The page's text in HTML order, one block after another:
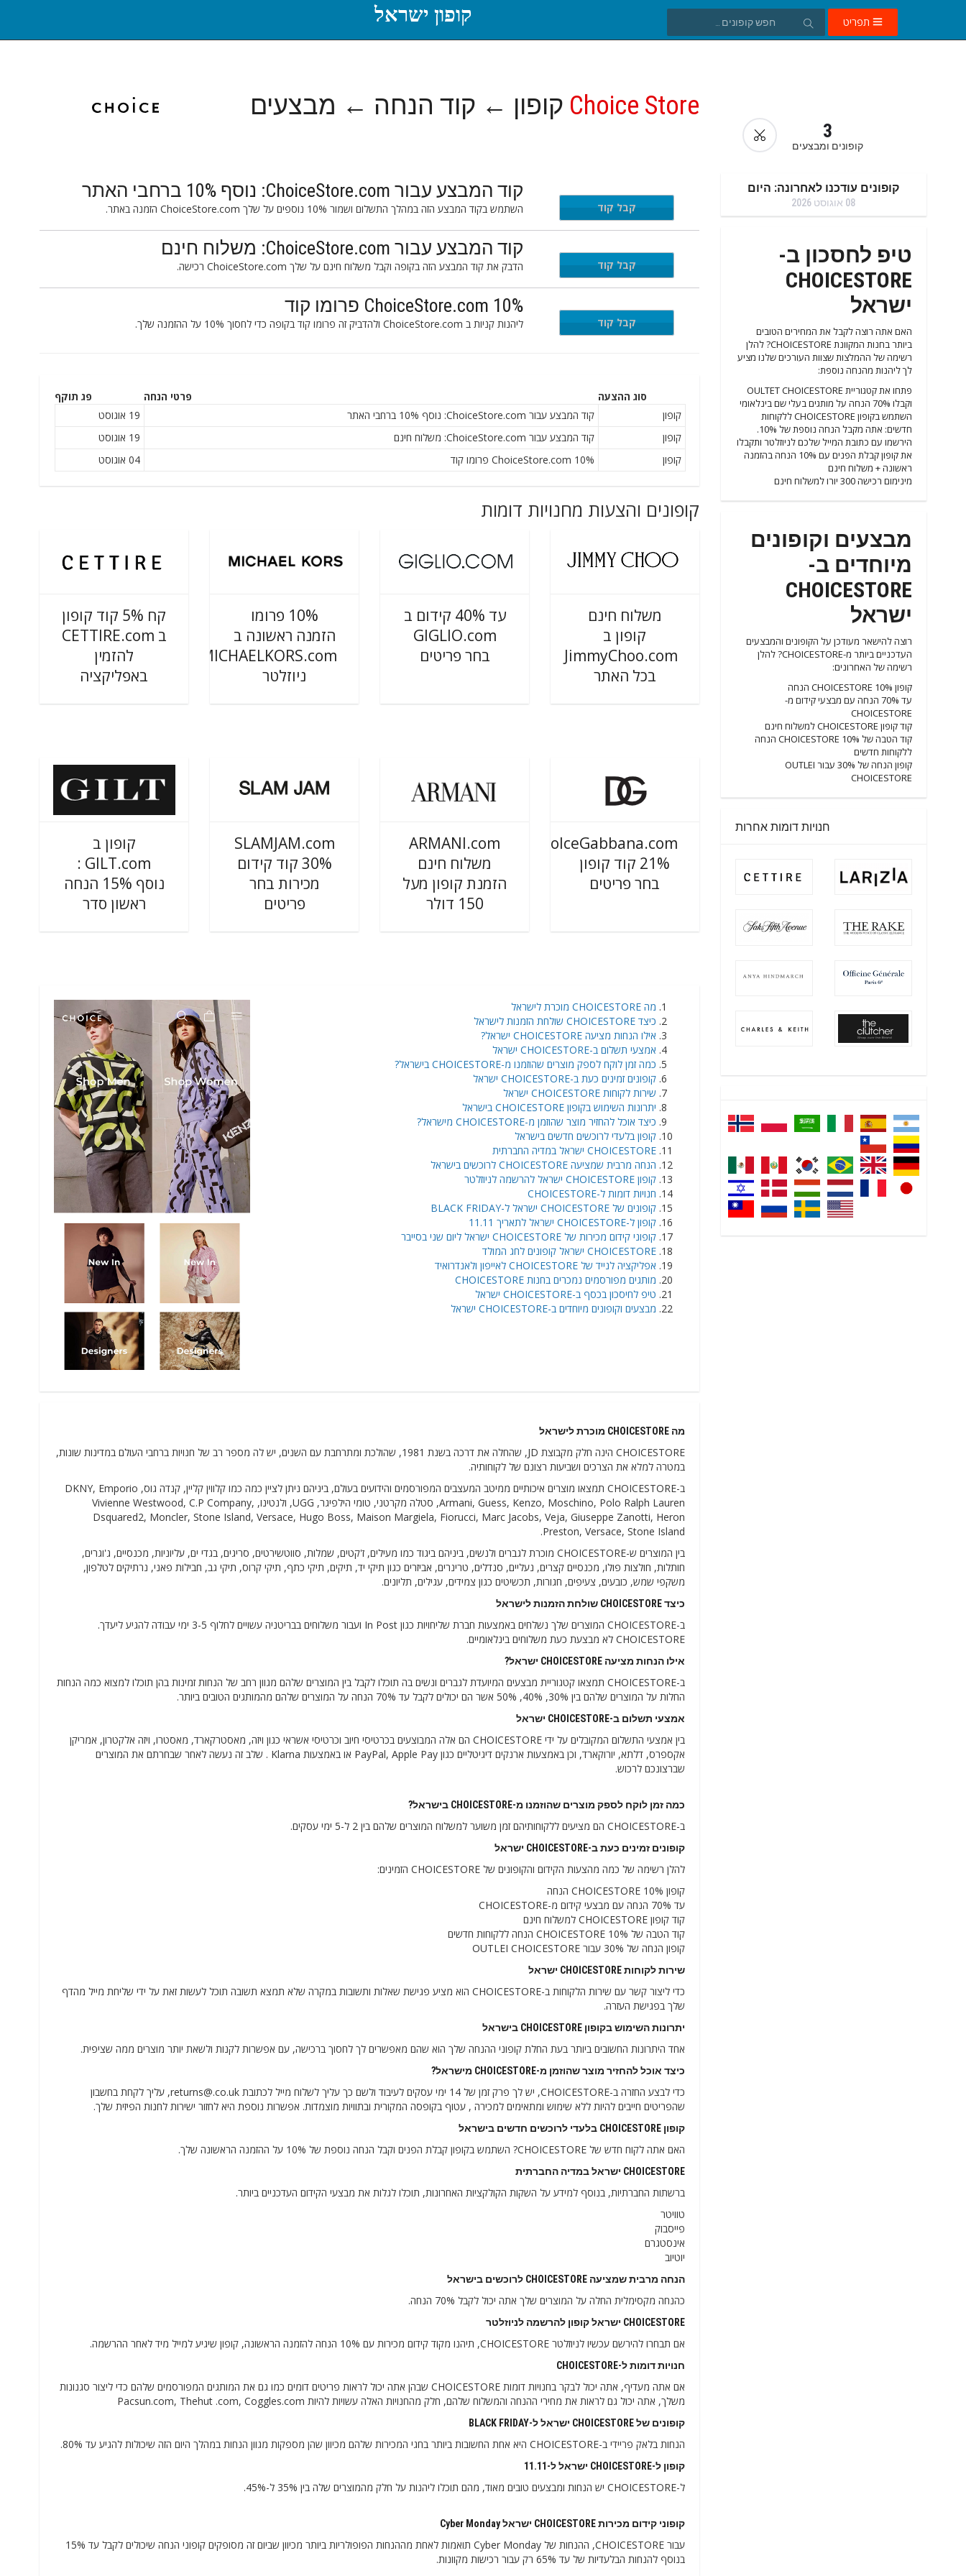
קופון ישראל תפריט
Choice Store קופון ← קוד הנחה ← מבצעים
3
קופונים ומבצעים
קוד המבצע עבור ChoiceStore.com: נוסף 10% ברחבי האתר
השתמש בקוד המבצע הזה במהלך התשלום ושמור 10% נוספים על שלך ChoiceStore.com הזמנה באתר. NEW10קבל קוד
קוד המבצע עבור ChoiceStore.com: משלוח חינם
הדבק את קוד המבצע הזה בקופה וקבל משלוח חינם על שלך ChoiceStore.com רכישה. 7DAYSקבל קוד
ChoiceStore.com 10% פרומו קוד
ליהנות קניות ב ChoiceStore.com ולהדביק זה פרומו קוד בקופה כדי לחסוך 10% על ההזמנה שלך. EXTRA10קבל קוד
סוג ההצעה פרטי הנחה
פג תוקף
קופון
קוד המבצע עבור ChoiceStore.com: נוסף 10% ברחבי האתר
19 אוגוסט
קופון
קוד המבצע עבור ChoiceStore.com: משלוח חינם
19 אוגוסט
קופון
ChoiceStore.com 10% פרומו קוד 04 אוגוסט
קופונים והצעות מחנויות דומות
משלוח חינם
קופון ב
JimmyChoo.com
בכל האתר
עד 40% קידום ב
GIGLIO.com
בחר פריטים
10% פרומו
הזמנה ראשונה ב
MICHAELKORS.com
ניוזלטר
קח 5% קוד קופון
ב CETTIRE.com
להזמין
באפליקציה
DolceGabbana.com
21% קוד קופון
בחר פריטים
ARMANI.com
משלוח חינם
הזמנת קופון מעל
150 דולר
SLAMJAM.com
30% קוד קידום
מכירות בחר
פריטים
קופון ב
GILT.com :
נוסף 15% הנחה
ראשון סדר
מה CHOICESTORE מוכרת לישראל
כיצד CHOICESTORE שולחת הזמנות לישראל
אילו הנחות מציעה CHOICESTORE ישראל?
אמצעי תשלום ב-CHOICESTORE ישראל
כמה זמן לוקח לספק מוצרים שהוזמנו מ-CHOICESTORE בישראל?
קופונים זמינים כעת ב-CHOICESTORE ישראל
שירות לקוחות CHOICESTORE ישראל
יתרונות השימוש בקופון CHOICESTORE בישראל
כיצד אוכל להחזיר מוצר שהוזמן מ-CHOICESTORE מישראל?
קופון בלעדי לרוכשים חדשים בישראל
CHOICESTORE ישראל במדיה החברתית
הנחה מרבית שמציעה CHOICESTORE לרוכשים בישראל
קופון CHOICESTORE ישראל להרשמה לניוזלטר
חנויות דומות ל-CHOICESTORE
קופונים של CHOICESTORE ישראל ל-BLACK FRIDAY
קופון ל-CHOICESTORE ישראל לתאריך 11.11
קופוני קידום מכירות של CHOICESTORE ישראל ליום שני בסייבר
CHOICESTORE ישראל קופונים לחג המולד
אפליקציה לנייד של CHOICESTORE לאייפון ולאנדרואיד
מותגים מפורסמים נמכרים בחנות CHOICESTORE
טיפ לחיסכון בכסף ב-CHOICESTORE ישראל
מבצעים וקופונים מיוחדים ב-CHOICESTORE ישראל
מה CHOICESTORE מוכרת לישראל
CHOICESTORE הינה חלק מקבוצת JD, שהחלה את דרכה בשנת 1981, שהולכת ומתרחבת עם השנים, יש לה מספר רב של חנויות ברחבי העולם במדינות שונות,
במטרה למלא את הצרכים ושביעות רצונם של לקוחותיה.
ב-CHOICESTORE תמצאו מוצרים איכותיים ממיטב המעצבים המפורסמים והידועים בעולם, ביניהם ניתן לציין כמה כמו קלווין קליין, קנדה גוס, DKNY, Emporio
Armani, Guess, Kenzo, Moschino, Polo Ralph Lauren, סטלה מקרטני, טומי הילפיגר, UGG, ולנטינו, Vivienne Westwood, C.P Company,
Dsquared2, Moncler, Stone Island, Versace, Hugo Boss, Maison Margiela, Fiorucci, Marc Jacobs, Veja, Giuseppe Zanotti, Heron
Preston, Versace, Stone Island.
בין המוצרים ש-CHOICESTORE מוכרת לגברים ולנשים, ביניהם ביגוד כמו מעילים, ז'קטים, שמלות, סווטשירטים, סריגים, בגדי ים, עליוניות, מכנסיים, ג'וגרים,
חותלות, חולצות פולו, מכנסיים קצרים, נעליים, סנדלים, טרינרים, אביזרים כגון תיקי יד, תיקים, תיקי כתף, תיקי קרוס, תיקי גב, חבילות פאני, נרתיקים לטלפון,
משקפי שמש, כובעים, צעיפים, חגורות, תכשיטים כגון צמידים, עגילים, תליונים.
כיצד CHOICESTORE שולחת הזמנות לישראל
ב-CHOICESTORE המוצרים שלך נשלחים באמצעות חברת שליחויות כגון In Post ועבור משלוחים בבריטניה עשויים לחלוף 3-5 ימי עבודה להגיע ליעדך.
CHOICESTORE לא מבצעת כעת משלוחים בינלאומיים.
אילו הנחות מציעה CHOICESTORE ישראל?
ב-CHOICESTORE תמצאו קטגוריית מבצעים המיועדת לגברים ונשים בה תוכלו לקבל בין המוצרים שלהם מגוון רחב של הנחות זמינות בהן תוכלו למצוא כמה הנחות
החלות על המוצרים שלהם בין 30%, 40%, 50% אשר הם יכולים לקבל עד 70% הנחה על המוצרים שלהם מהמותגים הטובים ביותר.
אמצעי תשלום ב-CHOICESTORE ישראל
בין אמצעי התשלום המקובלים על ידי CHOICESTORE הם אלה המבוצעים בכרטיסי חיוב וכרטיסי אשראי כגון ויזה, מאסטרקארד, מאסטרו, ויזה אלקטרון, אמריקן
אקספרס, דלתא, יורוקארד, וכן באמצעות ארנקים דיגיטליים כגון PayPal, Apple Pay או באמצעות Klarna . שלב זה נעשה לאחר שבחרתם את המוצרים
שברצונכם לרכוש.
כמה זמן לוקח לספק מוצרים שהוזמנו מ-CHOICESTORE בישראל?
ב-CHOICESTORE הם מציעים ללקוחותיהם זמן משוער למשלוח המוצרים שלהם בין 2 ל-5 ימי עסקים.
קופונים זמינים כעת ב-CHOICESTORE ישראל
להלן רשימה של כמה מהצעות הקידום והקופונים של CHOICESTORE הזמינים:
קופון CHOICESTORE 10% הנחה
עד 70% הנחה עם מבצעי קידום מ-CHOICESTORE
קוד קופון CHOICESTORE למשלוח חינם
קוד הטבה של CHOICESTORE 10% הנחה ללקוחות חדשים
קופון הנחה של 30% עבור OUTLEI CHOICESTORE
שירות לקוחות CHOICESTORE ישראל
כדי ליצור קשר עם שירות הלקוחות ב-CHOICESTORE הוא מציע פגישת שאלות ותשובות במקרה שלא תמצא תשובה תוכל לעשות זאת על ידי שליחת מייל מהדף
שלך בפגישת העזרה.
יתרונות השימוש בקופון CHOICESTORE בישראל
אחד היתרונות החשובים ביותר בעת החלת קופוני ההנחה שלך הוא שהם מאפשרים לך לחסוך ברכישה, עם אפשרות לקנות ולשאת יותר מוצרים ממה שציפית.
כיצד אוכל להחזיר מוצר שהוזמן מ-CHOICESTORE מישראל?
כדי לבצע החזרה ב-CHOICESTORE, יש לך פרק זמן של 14 ימי עסקים לעיבוד ולשם כך עליך לשלוח מייל לכתובת returns@.co.uk, עליך לקחת בחשבון
שהפריטים חייבים להיות ללא שימוש ומתאימים למכירה , עטוף בקופסה המקורית ובתוויות מוצמדות. אפשרות נוספת היא לחזור ישירות לחנות הפיזית שלך.
קופון CHOICESTORE בלעדי לרוכשים חדשים בישראל
האם אתה לקוח חדש של CHOICESTORE? השתמש בקופון קבלת הפנים וקבל הנחה נוספת של 10% על ההזמנה הראשונה שלך.
CHOICESTORE ישראל במדיה החברתית
ברשתות החברתיות, בנוסף למידע על השקות הקולקציות האחרונות, תוכלו לגלות את מבצעי הקידום העדכניים ביותר.
טוויטר
פייסבוק
אינסטגרם
יוטיוב
הנחה מרבית שמציעה CHOICESTORE לרוכשים בישראל
כהנחה מקסימלית החלה על המוצרים שלך אתה יכול לקבל 70% הנחה.
CHOICESTORE ישראל קופון להרשמה לניוזלטר
אם תבחרו להירשם עכשיו לניוזלטר CHOICESTORE, תיהנו מקוד קידום מכירות עם 10% הנחה להזמנה הראשונה, קופון שיגיע למייל מיד לאחר ההרשמה.
חנויות דומות ל-CHOICESTORE
אם אתה מעדיף, אתה יכול לבקר בחנויות דומות CHOICESTORE שבהן אתה יכול לראות פריטים דומים כמו גם את המותגים המפורסמים שלהם כדי ליצור סגנונות
משלך, אתה יכול גם לראות את מחירי ההנחה והמשלוח שלהם, חלק מהחנויות האלה עשויות להיות Pacsun.com, Thehut .com, Coggles.com
קופונים של CHOICESTORE ישראל ל-BLACK FRIDAY
הנחות בלאק פריידי ב-CHOICESTORE היא אחת החשובות ביותר בחגי המכירות שלהם מכיוון שהן מספקות מגוון הנחות במהלך היום הזה שיכולות להגיע עד 80%.
קופון ל-CHOICESTORE ישראל ל-11.11
ל-CHOICESTORE יש הנחות ומבצעים טובים מאוד, מהם תוכלו ליהנות על חלק מהמוצרים שלה בין 35% ל-45%.
קופוני קידום מכירות CHOICESTORE ישראל Cyber ​​​​Monday
עבור CHOICESTORE, ההנחות של Cyber ​​​​Monday תואמות לאחת מההנחות הפופולריות ביותר מכיוון שביום זה מסופקים קופוני הנחה שיכולים לקבל עד 15%
בנוסף להנחות הבלעדיות של עד 65% רק עבור רכישות מקוונות.
קופונים עודכנו לאחרונה: היום
08 אוגוסט 2026
טיפ לחסכון ב-
CHOICESTORE
ישראל
האם אתה רוצה לקבל את המחירים הטובים
ביותר בחנות המקוונת CHOICESTORE? להלן
רשימה של ההמלצות שצוות העורכים שלנו מציע
לך ליהנות מהנחה נוספת:
פתחו את קטגוריית OULTET CHOICESTORE
וקבלו 70% הנחה על מותגים בעלי שם בינלאומי
השתמש בקופון CHOICESTORE ללקוחות
חדשים: אתה מקבל הנחה נוספת של 10%.
הירשמו עם כתובת המייל שלכם לניוזלטר ותקבלו
את קופון קבלת הפנים עם 10% הנחה בהזמנה
ראשונה + משלוח חינם
מינימום רכישה 300 יורו למשלוח חינם
מבצעים וקופונים
מיוחדים ב-
CHOICESTORE
ישראל
רוצה להישאר מעודכן על הקופונים והמבצעים
העדכניים ביותר מ-CHOICESTORE? להלן
רשימה של האחרונים:
קופון CHOICESTORE 10% הנחה
עד 70% הנחה עם מבצעי קידום מ-
CHOICESTORE
קוד קופון CHOICESTORE למשלוח חינם
קוד הטבה של CHOICESTORE 10% הנחה
ללקוחות חדשים
קופון הנחה של 30% עבור OUTLEI
CHOICESTORE
חנויות דומות אחרות